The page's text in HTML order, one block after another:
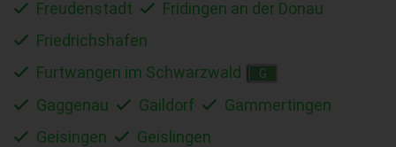
Freudenstadt
Fridingen an der Donau
Friedrichshafen
Furtwangen im Schwarzwald
G
Gaggenau Gaildorf
Gammertingen
Geisingen
Geislingen